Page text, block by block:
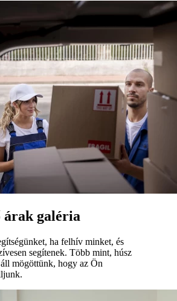
galéria
ha felhív minket, és
segítenek. Több mint, húsz
mögöttünk, hogy az Ön